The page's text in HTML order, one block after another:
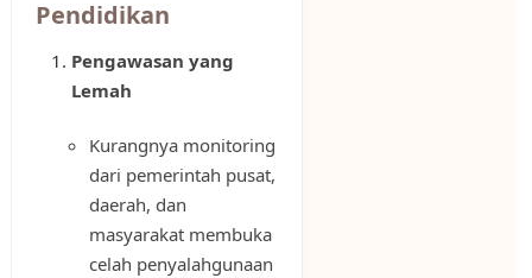
Pendidikan
Pengawasan yang
Lemah
Kurangnya monitoring
dari pemerintah pusat,
daerah, dan
masyarakat membuka
celah penyalahgunaan